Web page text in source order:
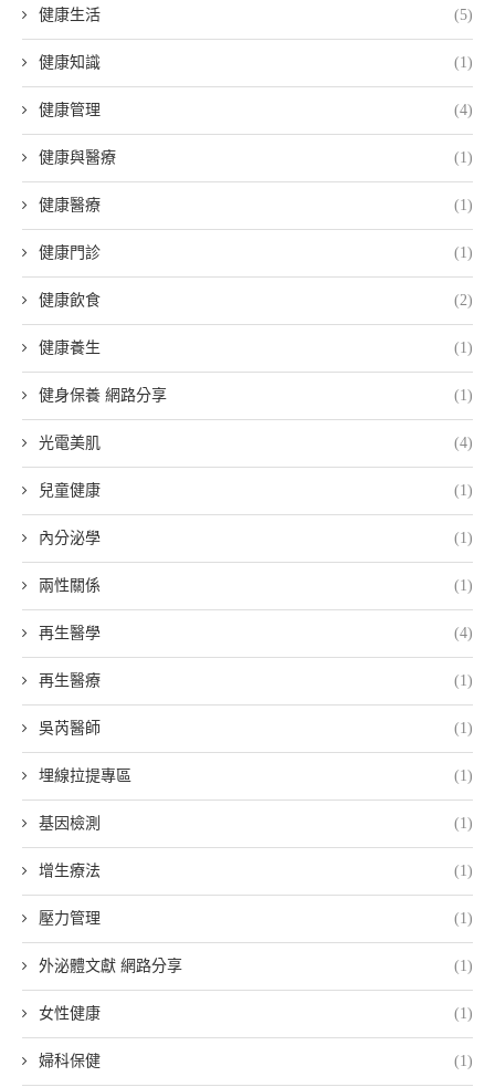
健康生活 (5)
健康知識 (1)
健康管理 (4)
健康與醫療 (1)
健康醫療 (1)
健康門診 (1)
健康飲食 (2)
健康養生 (1)
健身保養 網路分享 (1)
光電美肌 (4)
兒童健康 (1)
內分泌學 (1)
兩性關係 (1)
再生醫學 (4)
再生醫療 (1)
吳芮醫師 (1)
埋線拉提專區 (1)
基因檢測 (1)
增生療法 (1)
壓力管理 (1)
外泌體文獻 網路分享 (1)
女性健康 (1)
婦科保健 (1)